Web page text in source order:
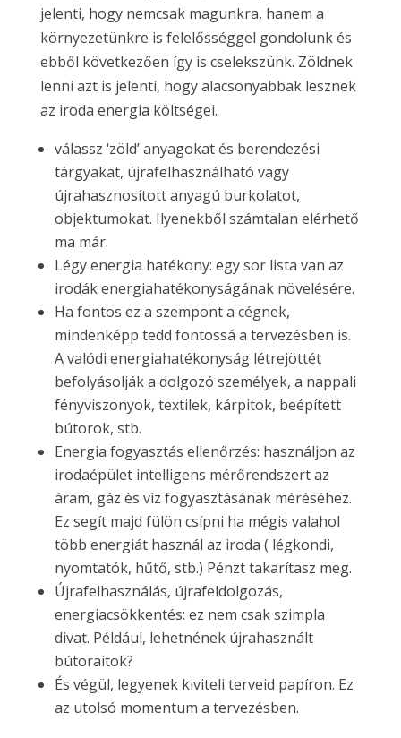
jelenti, hogy nemcsak magunkra, hanem a
környezetünkre is felelősséggel gondolunk és
ebből következően így is cselekszünk. Zöldnek
lenni azt is jelenti, hogy alacsonyabbak lesznek
az iroda energia költségei.
válassz ‘zöld’ anyagokat és berendezési
tárgyakat, újrafelhasználható vagy
újrahasznosított anyagú burkolatot,
objektumokat. Ilyenekből számtalan elérhető
ma már.
Légy energia hatékony: egy sor lista van az
irodák energiahatékonyságának növelésére.
Ha fontos ez a szempont a cégnek,
mindenképp tedd fontossá a tervezésben is.
A valódi energiahatékonyság létrejöttét
befolyásolják a dolgozó személyek, a nappali
fényviszonyok, textilek, kárpitok, beépített
bútorok, stb.
Energia fogyasztás ellenőrzés: használjon az
irodaépület intelligens mérőrendszert az
áram, gáz és víz fogyasztásának méréséhez.
Ez segít majd fülön csípni ha mégis valahol
több energiát használ az iroda ( légkondi,
nyomtatók, hűtő, stb.) Pénzt takarítasz meg.
Újrafelhasználás, újrafeldolgozás,
energiacsökkentés: ez nem csak szimpla
divat. Például, lehetnének újrahasznált
bútoraitok?
És végül, legyenek kiviteli terveid papíron. Ez
az utolsó momentum a tervezésben.